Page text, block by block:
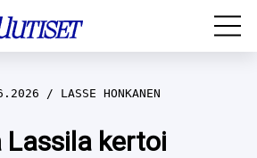
LASSE HONKANEN
Lassila kertoi